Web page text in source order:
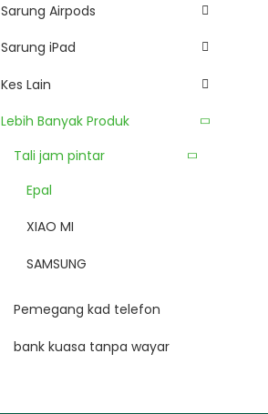
Sarung Airpods
Sarung iPad
Kes Lain
Lebih Banyak Produk
Tali jam pintar
Epal
XIAO MI
SAMSUNG
Pemegang kad telefon
bank kuasa tanpa wayar